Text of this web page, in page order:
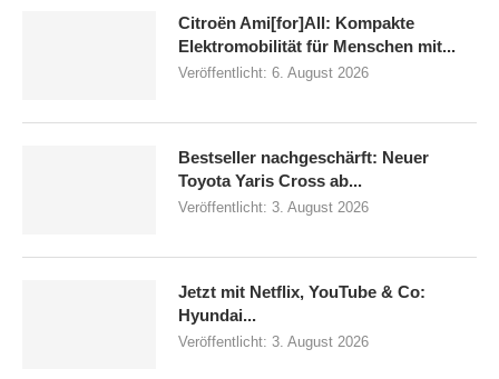
Citroën Ami[for]All: Kompakte
Elektromobilität für Menschen mit...
Veröffentlicht: 6. August 2026
Bestseller nachgeschärft: Neuer
Toyota Yaris Cross ab...
Veröffentlicht: 3. August 2026
Jetzt mit Netflix, YouTube & Co:
Hyundai...
Veröffentlicht: 3. August 2026